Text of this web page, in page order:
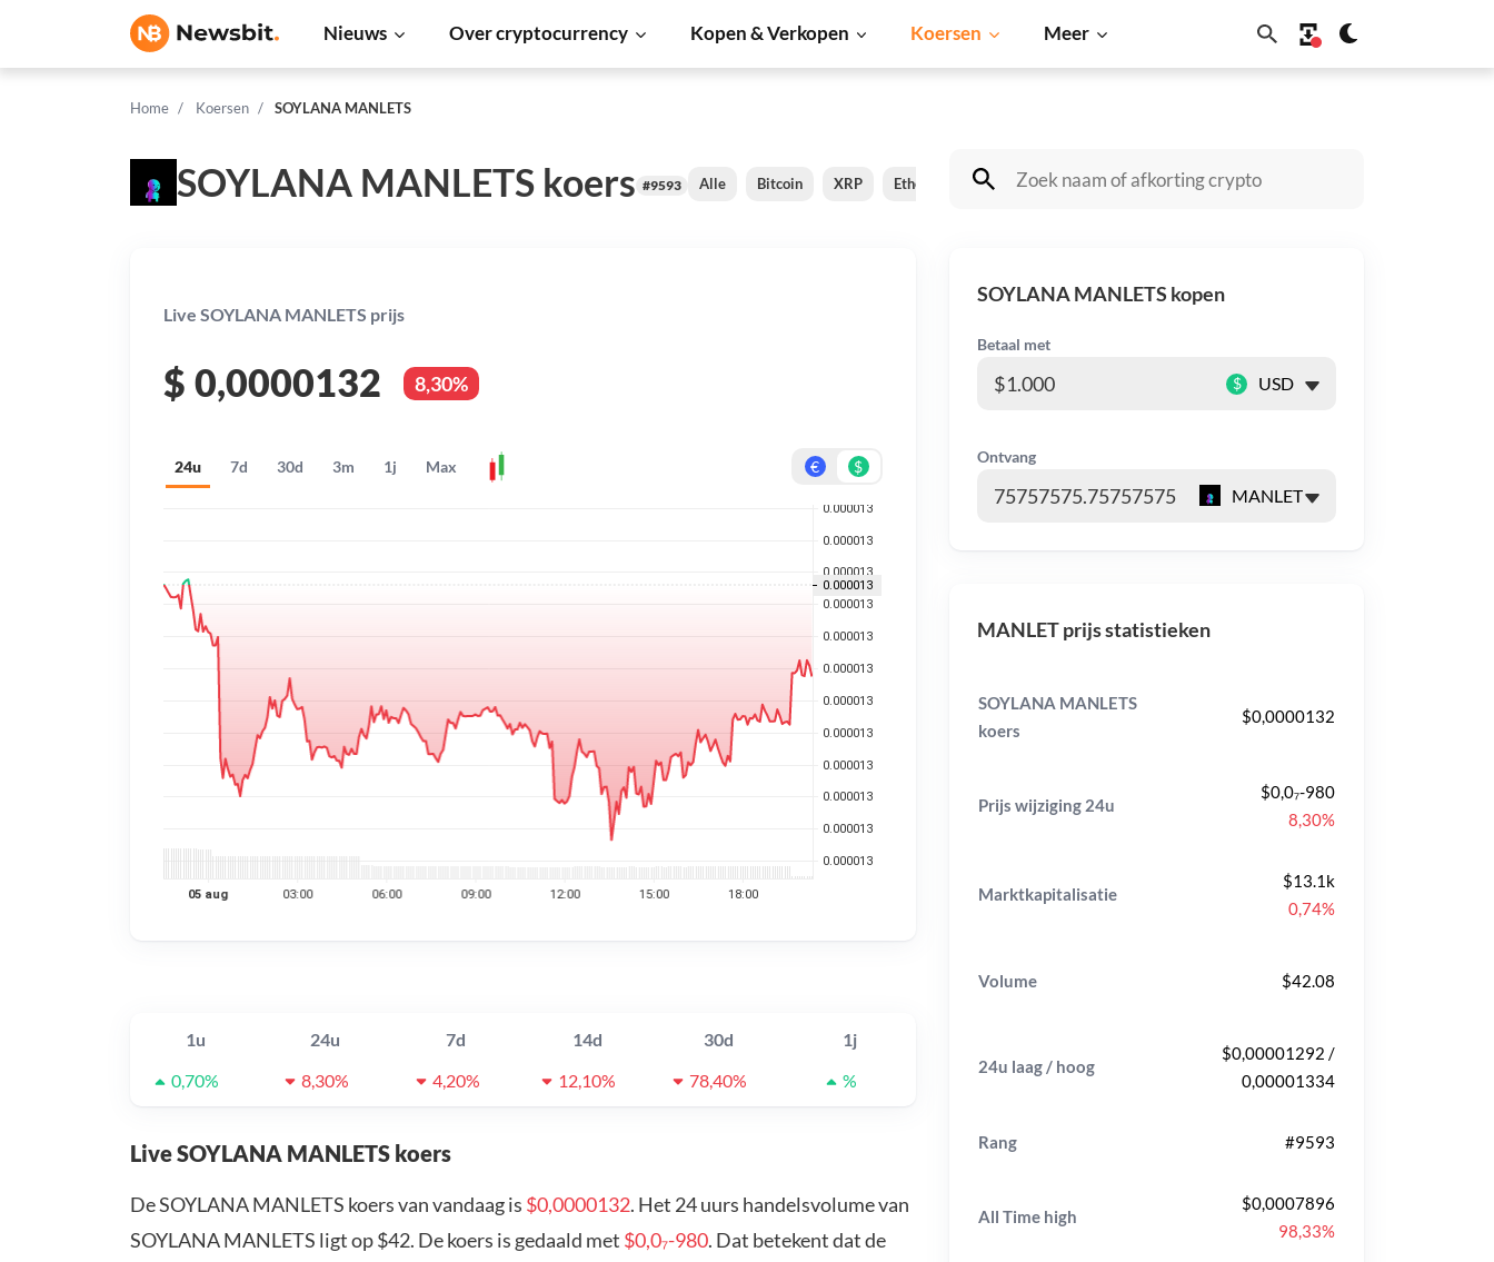
Nieuws Over cryptocurrency Kopen & Verkopen Koersen Meer
Home Koersen SOYLANA MANLETS
SOYLANA MANLETS koers #9593 Alle Bitcoin XRP Ethereum Cardano Shiba Inu Dogecoin Solana
Live SOYLANA MANLETS prijs
$ 0,0000132 8,30%
24u 7d 30d 3m 1j Max € $
1u 24u 7d 14d 30d
1j
0,70%
8,30% 4,20% 12,10% 78,40% %
Live SOYLANA MANLETS koers
De SOYLANA MANLETS koers van vandaag is $0,0000132. Het 24 uurs handelsvolume van
SOYLANA MANLETS ligt op $42. De koers is gedaald met $0,0₇-980. Dat betekent dat de
SOYLANA MANLETS kopen
Betaal met
$
Ontvang
MANLET prijs statistieken
SOYLANA MANLETS
koers
$0,0000132
Prijs wijziging 24u
$0,0₇-980
8,30%
Marktkapitalisatie
$13.1k
0,74%
Volume $42.08
24u laag / hoog
$0,00001292 /
0,00001334
Rang #9593
All Time high
$0,0007896
98,33%